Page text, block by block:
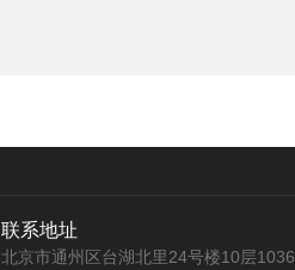
联系地址
北京市通州区台湖北里24号楼10层1036